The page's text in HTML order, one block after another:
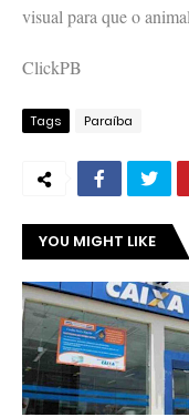
visual para que o
ClickPB
Tags Paraíba
YOU MIGHT LIKE